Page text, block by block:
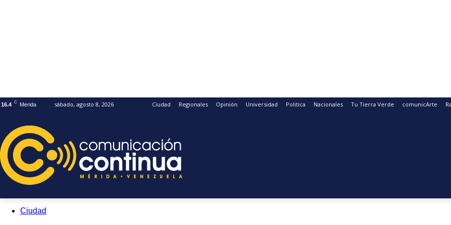
16.4 C Merida sábado, agosto 8, 2026 Ciudad Regionales Opinión Universidad Politica Nacionales Tu Tierra Verde comunicArte
Ciudad